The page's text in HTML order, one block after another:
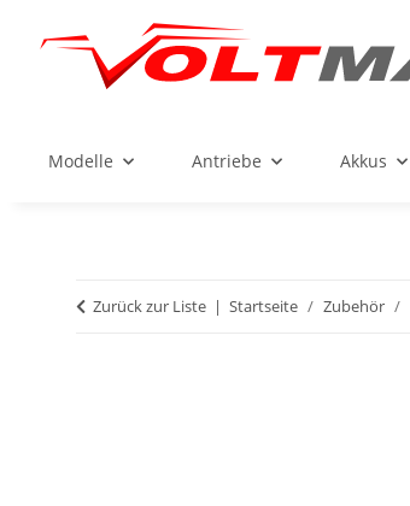
Modelle Antriebe Akkus
Zurück zur Liste Startseite Zubehör